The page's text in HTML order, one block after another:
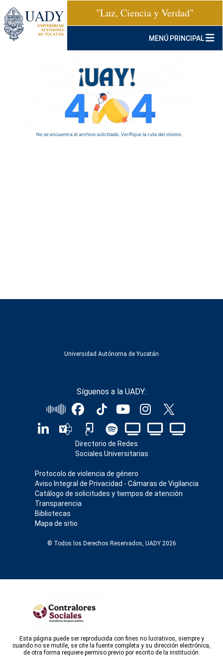
"Luz, Ciencia y Verdad"
MENÚ PRINCIPAL
Universidad Autónoma de Yucatán
Síguenos a la UADY:
Directorio de Redes
Sociales Universitarias
Protocolo de violencia de género
Aviso Integral de Privacidad - Cámaras de Vigilancia
Catálogo de solicitudes y tiempos de atención
Transparencia
Bibliotecas
Mapa de sitio
© Todos los Derechos Reservados, UADY 2026
Esta página puede ser reproducida con fines no lucrativos, siempre y
cuando no se mutile, se cite la fuente completa y su dirección electrónica,
de otra forma requiere permiso previo por escrito de la institución.